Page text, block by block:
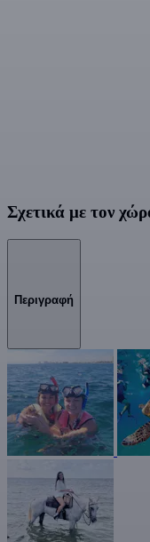
Σχετικά με τον
Περιγραφή